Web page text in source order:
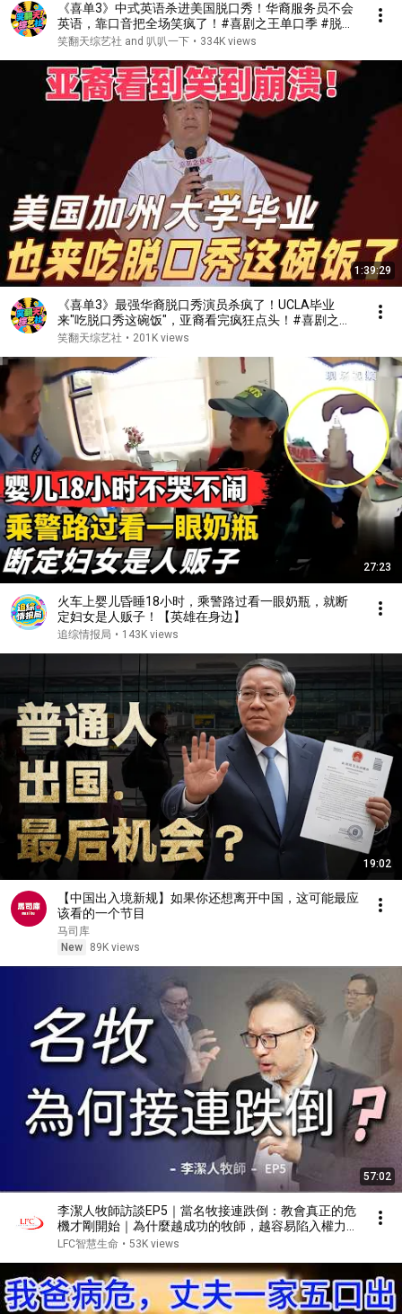
《喜单3》中式英语杀进美国脱口秀！华裔服务员不会
英语，靠口音把全场笑疯了！#喜剧之王单口季 #脱口
秀 #搞笑 #喜剧 #funny #综艺
笑翻天综艺社 and 叭叭一下 • 334K views
1:39:29
《喜单3》最强华裔脱口秀演员杀疯了！UCLA毕业
来"吃脱口秀这碗饭"，亚裔看完疯狂点头！#喜剧之王
单口季 #脱口秀 #搞笑 #喜剧 #funny #综艺
笑翻天综艺社 • 201K views
27:23
火车上婴儿昏睡18小时，乘警路过看一眼奶瓶，就断
定妇女是人贩子！【英雄在身边】
追综情报局 • 143K views
19:02
【中国出入境新规】如果你还想离开中国，这可能最应
该看的一个节目
马司库
New
89K views
57:02
李潔人牧師訪談EP5｜當名牧接連跌倒：教會真正的危
機才剛開始｜為什麼越成功的牧師，越容易陷入權力、
金錢與情慾的試探？當教會開始崇拜名氣、規模與影響
LFC智慧生命 • 53K views